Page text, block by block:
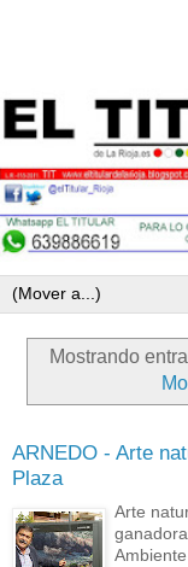
Mostrando
ARNEDO - Arte
Plaza
Arte